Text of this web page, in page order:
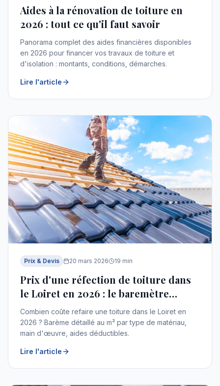
Aides à la rénovation de toiture en
2026 : tout ce qu'il faut savoir
Panorama complet des aides financières disponibles
en 2026 pour financer vos travaux de toiture et
d'isolation : montants, conditions, démarches.
Lire l'article
Prix & Devis 20 mars 2026 19 min
Prix d'une réfection de toiture dans
le Loiret en 2026 : le baremètre
complet
Combien coûte refaire une toiture dans le Loiret en
2026 ? Barème détaillé au m² par type de matériau,
main d'œuvre, aides déductibles.
Lire l'article